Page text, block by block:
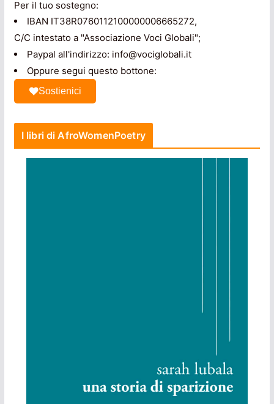
Per il tuo sostegno:
IBAN IT38R0760112100000006665272,
C/C intestato a "Associazione Voci Globali";
Paypal all'indirizzo: info@vociglobali.it
Oppure segui questo bottone:
Sostienici
I libri di AfroWomenPoetry